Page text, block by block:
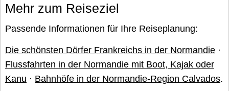
Mehr zum Reiseziel
Passende Informationen für Ihre Reiseplanung:
Die schönsten Dörfer Frankreichs in der Normandie ·
Flussfahrten in der Normandie mit Boot, Kajak oder
Kanu · Bahnhöfe in der Normandie-Region Calvados.